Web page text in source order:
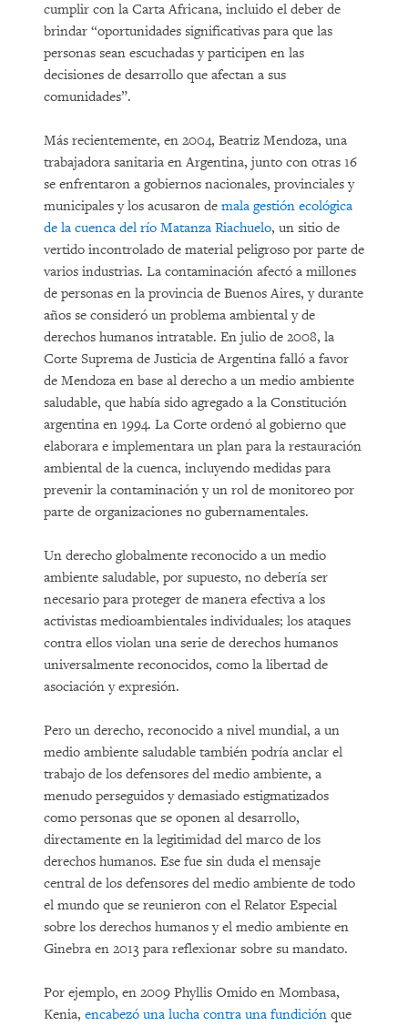
cumplir con la Carta Africana, incluido el deber de
brindar “oportunidades significativas para que las
personas sean escuchadas y participen en las
decisiones de desarrollo que afectan a sus
comunidades”.
Más recientemente, en 2004, Beatriz Mendoza, una
trabajadora sanitaria en Argentina, junto con otras 16
se enfrentaron a gobiernos nacionales, provinciales y
municipales y los acusaron de mala gestión ecológica
de la cuenca del río Matanza Riachuelo, un sitio de
vertido incontrolado de material peligroso por parte de
varios industrias. La contaminación afectó a millones
de personas en la provincia de Buenos Aires, y durante
años se consideró un problema ambiental y de
derechos humanos intratable. En julio de 2008, la
Corte Suprema de Justicia de Argentina falló a favor
de Mendoza en base al derecho a un medio ambiente
saludable, que había sido agregado a la Constitución
argentina en 1994. La Corte ordenó al gobierno que
elaborara e implementara un plan para la restauración
ambiental de la cuenca, incluyendo medidas para
prevenir la contaminación y un rol de monitoreo por
parte de organizaciones no gubernamentales.
Un derecho globalmente reconocido a un medio
ambiente saludable, por supuesto, no debería ser
necesario para proteger de manera efectiva a los
activistas medioambientales individuales; los ataques
contra ellos violan una serie de derechos humanos
universalmente reconocidos, como la libertad de
asociación y expresión.
Pero un derecho, reconocido a nivel mundial, a un
medio ambiente saludable también podría anclar el
trabajo de los defensores del medio ambiente, a
menudo perseguidos y demasiado estigmatizados
como personas que se oponen al desarrollo,
directamente en la legitimidad del marco de los
derechos humanos. Ese fue sin duda el mensaje
central de los defensores del medio ambiente de todo
el mundo que se reunieron con el Relator Especial
sobre los derechos humanos y el medio ambiente en
Ginebra en 2013 para reflexionar sobre su mandato.
Por ejemplo, en 2009 Phyllis Omido en Mombasa,
Kenia, encabezó una lucha contra una fundición que